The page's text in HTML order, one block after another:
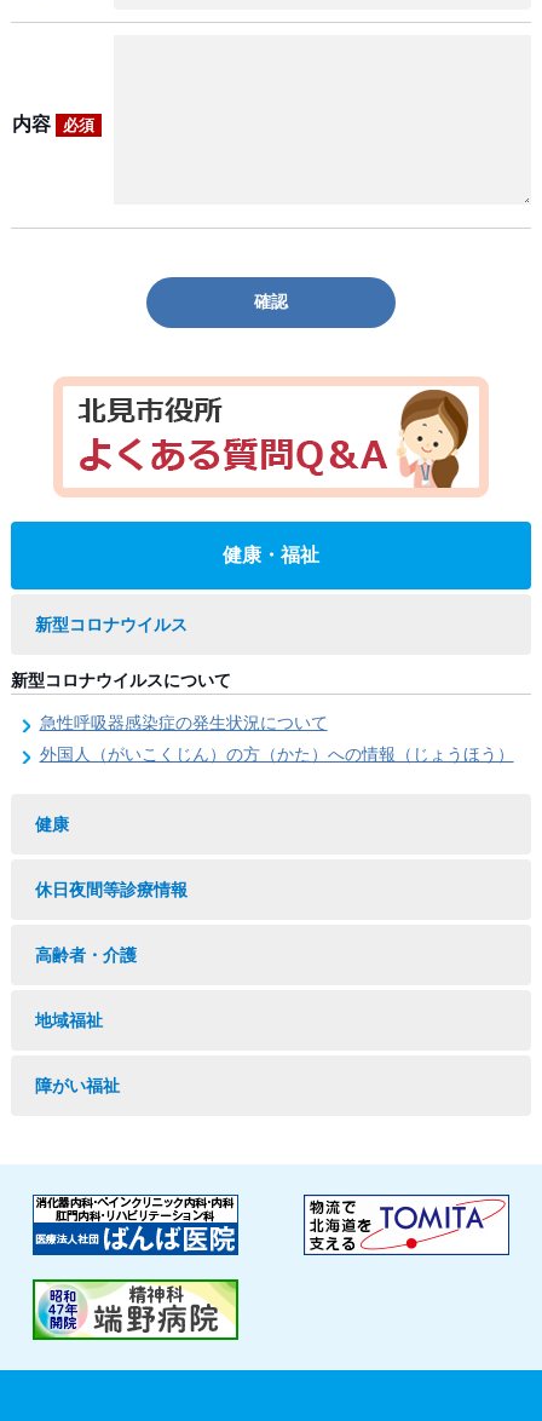
内容 必須
確認
健康・福祉
新型コロナウイルス
新型コロナウイルスについて
急性呼吸器感染症の発生状況について
外国人（がいこくじん）の方（かた）への情報（じょうほう）
健康
休日夜間等診療情報
高齢者・介護
地域福祉
障がい福祉